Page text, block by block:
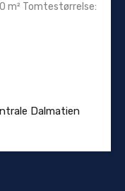
m² Tomtestørrelse:
Dalmatien